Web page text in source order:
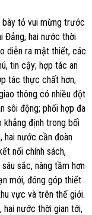
bày tỏ vui mừng trước
Đảng, hai nước thời
diễn ra mật thiết, các
tin cậy; hợp tác an
tác thực chất hơn;
thông có nhiều đột
sôi động; phối hợp đa
khẳng định trong bối
hai nước cần đoàn
nối chính sách,
sắc, nâng tầm hơn
mới, đóng góp thiết
vực và trên thế giới.
hai nước thời gian tới,